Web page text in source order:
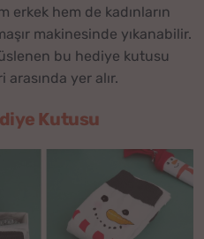
erkek hem de kadınların
makinesinde yıkanabilir.
bu hediye kutusu
yer alır.
Kutusu